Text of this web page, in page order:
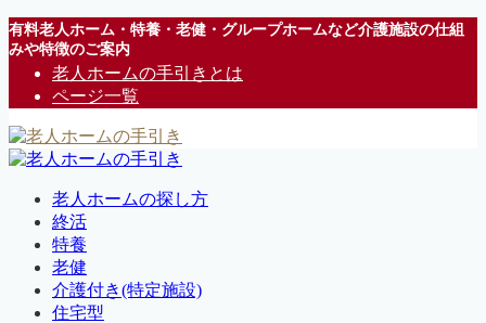
有料老人ホーム・特養・老健・グループホームなど介護施設の仕組
みや特徴のご案内
老人ホームの手引きとは
ページ一覧
老人ホームの探し方
終活
特養
老健
介護付き(特定施設)
住宅型